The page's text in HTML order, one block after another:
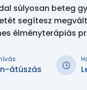
súlyosan beteg
segítesz
élményterápiás
átúszás